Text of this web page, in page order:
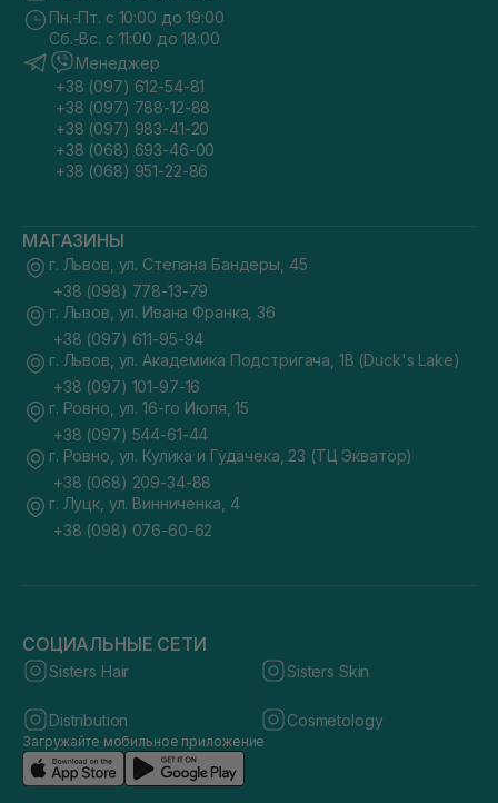
Пн.-Пт. с 10:00 до 19:00
Сб.-Вс. с 11:00 до 18:00
Менеджер
+38 (097) 612-54-81
+38 (097) 788-12-88
+38 (097) 983-41-20
+38 (068) 693-46-00
+38 (068) 951-22-86
МАГАЗИНЫ
г. Львов, ул. Степана Бандеры, 45
+38 (098) 778-13-79
г. Львов, ул. Ивана Франка, 36
+38 (097) 611-95-94
г. Львов, ул. Академика Подстригача, 1В (Duck's Lake)
+38 (097) 101-97-16
г. Ровно, ул. 16-го Июля, 15
+38 (097) 544-61-44
г. Ровно, ул. Кулика и Гудачека, 23 (ТЦ Экватор)
+38 (068) 209-34-88
г. Луцк, ул. Винниченка, 4
+38 (098) 076-60-62
СОЦИАЛЬНЫЕ СЕТИ
Sisters Hair Sisters Skin
Distribution Cosmetology
Загружайте мобильное приложение